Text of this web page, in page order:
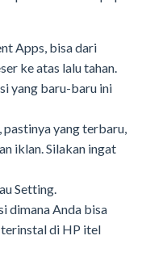
Apps, bisa dari
ke atas lalu tahan.
yang baru-baru ini
pastinya yang terbaru,
iklan. Silakan ingat
Setting.
dimana Anda bisa
di HP itel